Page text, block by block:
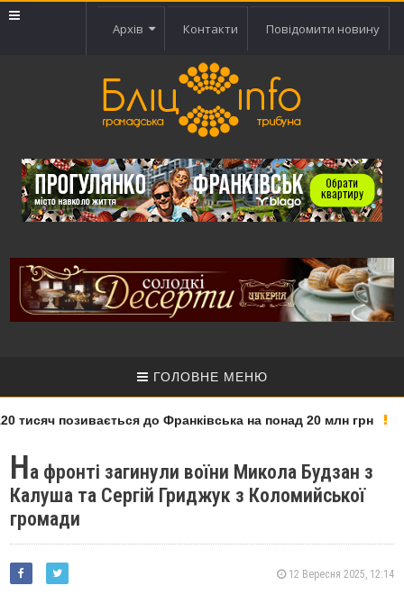
Архів Контакти Повідомити новину
ГОЛОВНЕ МЕНЮ
позивається до Франківська на понад 20 млн грн
На фронті загинули воїни Микола Будзан з
Калуша та Сергій Гриджук з Коломийської
громади
12 Вересня 2025, 12:14